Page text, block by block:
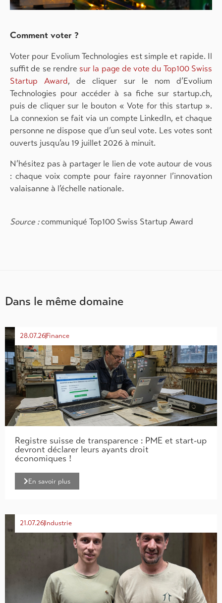
Comment voter ?
Voter pour Evolium Technologies est simple et rapide. Il
suffit de se rendre sur la page de vote du Top100 Swiss
Startup Award, de cliquer sur le nom d’Evolium
Technologies pour accéder à sa fiche sur startup.ch,
puis de cliquer sur le bouton « Vote for this startup ».
La connexion se fait via un compte LinkedIn, et chaque
personne ne dispose que d’un seul vote. Les votes sont
ouverts jusqu’au 19 juillet 2026 à minuit.
N’hésitez pas à partager le lien de vote autour de vous
: chaque voix compte pour faire rayonner l’innovation
valaisanne à l’échelle nationale.
Source :communiqué Top100 Swiss Startup Award
Dans le même domaine
28.07.26Finance
Registre suisse de transparence : PME et start-up
devront déclarer leurs ayants droit
économiques !
En savoir plus
21.07.26Industrie